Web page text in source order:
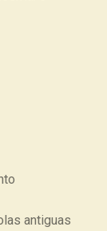
antiguas